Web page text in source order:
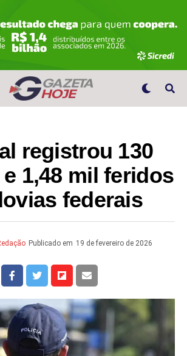
registrou 130
1,48 mil feridos
federais
Publicado em 19 de fevereiro de 2026